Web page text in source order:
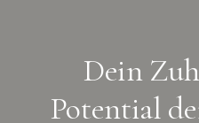
Dein
Potential